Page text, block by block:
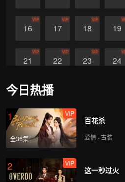
16
VIP
17
VIP
18
VIP
19
21
VIP
22
VIP
23
VIP
24
26
VIP
今日热播
1
全36集
VIP
百花杀
爱情 · 古装
2 VIP
这一秒过火